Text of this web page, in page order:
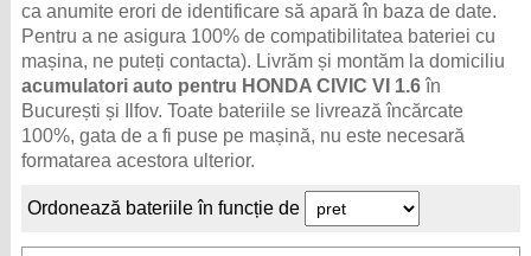
ca anumite erori de identificare să apară în baza de date.
Pentru a ne asigura 100% de compatibilitatea bateriei cu
mașina, ne puteți contacta). Livrăm și montăm la domiciliu
acumulatori auto pentru HONDA CIVIC VI 1.6în
București și Ilfov. Toate bateriile se livrează încărcate
100%, gata de a fi puse pe mașină, nu este necesară
formatarea acestora ulterior.
Ordonează bateriile în funcție de